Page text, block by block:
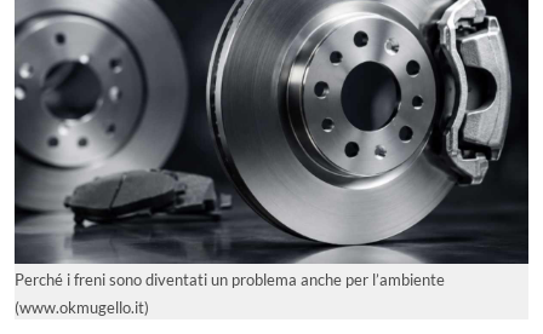
Perché i freni sono diventati un problema anche per l’ambiente
(www.okmugello.it)